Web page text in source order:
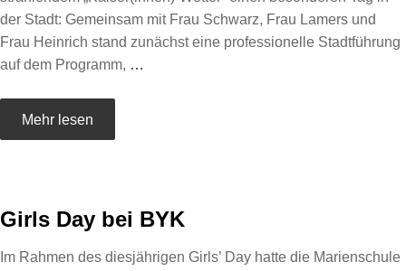
der Stadt: Gemeinsam mit Frau Schwarz, Frau Lamers und
Frau Heinrich stand zunächst eine professionelle Stadtführung
auf dem Programm, …
Mehr lesen
Girls Day bei BYK
Im Rahmen des diesjährigen Girls’ Day hatte die Marienschule